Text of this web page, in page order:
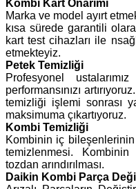
Kombi Kart Onarımı
Marka ve model ayırt
kısa sürede garantili
kart test cihazları ile
etmekteyiz.
Petek Temizliği
Profesyonel
performansınızı
temizliği işlemi sonrası
maksimuma çıkartıyoruz.
Kombi Temizliği
Kombinin iç bileşenlerinin
temizlenmesi.
tozdan arındırılması.
Daikin Kombi Parça